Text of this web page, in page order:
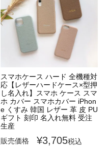
スマホケース ハード 全機種対
応【レザーハードケース×型押
し名入れ】スマホ ケース スマ
ホ カバー スマホカバー iPhon
e くすみ 韓国 レザー 革 皮 PU
ギフト 刻印 名入れ無料 受注
生産
販売価格
¥3,705税込